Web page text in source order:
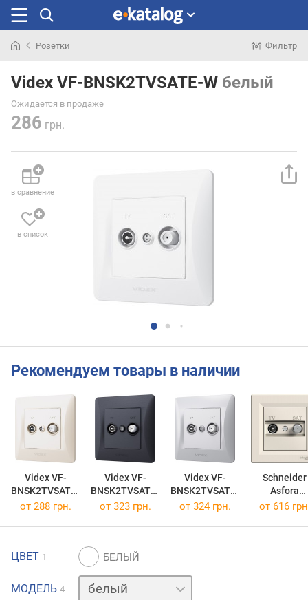
раньше
Розетки Фильтр
Videx VF-BNSK2TVSATE-W белый
Ожидается в продаже
286 грн.
в сравнение
в список
Рекомендуем товары в наличии
Videx VF-
BNSK2TVSATE-
CR
Videx VF-
BNSK2TVSATE-
BG
Videx VF-
BNSK2TVSATE-
SS
Schneider
Asfora
от 288 грн. от 323 грн. от 324 грн. от 616
ЦВЕТ 1
МОДЕЛЬ 4
бежевый
графит